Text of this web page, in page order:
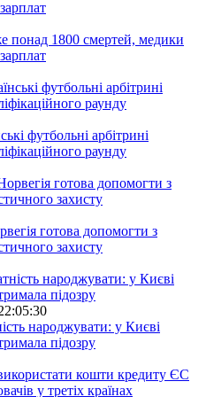
понад 1800 смертей, медики
футбольні арбітрині
раунду
готова допомогти з
захисту
народжувати: у Києві
підозру